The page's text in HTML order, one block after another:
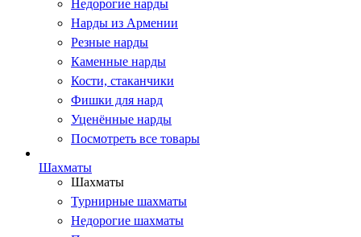
Недорогие нарды
Нарды из Армении
Резные нарды
Каменные нарды
Кости, стаканчики
Фишки для нард
Уценённые нарды
Посмотреть все товары
Шахматы
Шахматы
Турнирные шахматы
Недорогие шахматы